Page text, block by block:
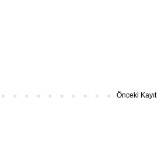
Önceki Kayıt